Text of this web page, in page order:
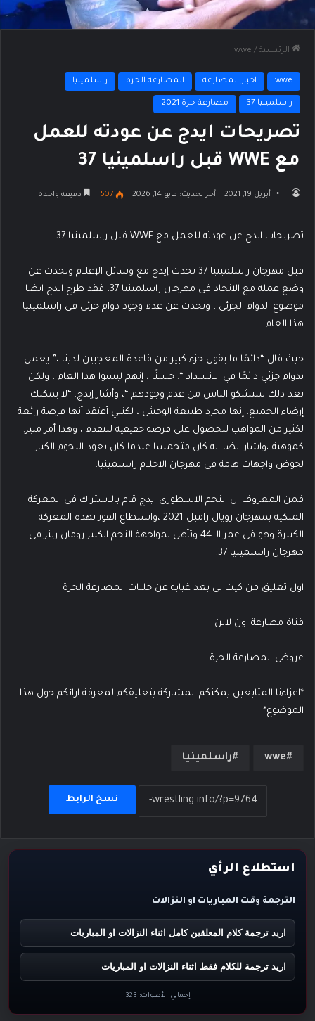
الرئيسية /
wwe
wwe اخبار المصارعة المصارعة الحرة راسلمينيا
راسلمينيا 37 مصارعة حرة 2021
تصريحات ايدج عن عودته للعمل
مع WWE قبل راسلمينيا 37
أبريل 19, 2021 آخر تحديث: مايو 14, 2026 507 دقيقة واحدة
تصريحات ايدج عن عودته للعمل مع WWE قبل راسلمينيا 37
قبل مهرجان راسلمينيا 37 تحدث إيدج مع وسائل الإعلام وتحدث عن
وضع عمله مع الاتحاد فى مهرجان راسلمينيا 37، فقد طرح ايدج ايضا
موضوع الدوام الجزئي ، وتحدث عن عدم وجود دوام جزئي في راسلمينيا
هذا العام .
حيث قال “دائمًا ما يقول جزء كبير من قاعدة المعجبين لدينا ،” يعمل
بدوام جزئي دائمًا في الانسداد “. حسنًا ، إنهم ليسوا هذا العام ، ولكن
بعد ذلك ستشكو الناس من عدم وجودهم “، وأشار إيدج. “لا يمكنك
إرضاء الجميع. إنها مجرد طبيعة الوحش ، لكنني أعتقد أنها فرصة رائعة
لكثير من المواهب للحصول على فرصة حقيقية للتقدم ، وهذا أمر مثير.
كموهبة ،واشار ايضا انه كان متحمسا عندما كان يعود النجوم الكبار
لخوض واجهات هامة فى مهرجان الاحلام راسلمينيا.
فمن المعروف ان النجم الاسطورى ايدج قام بالاشتراك فى المعركة
الملكية بمهرجان رويال رامبل 2021 ،واستطاع الفوز بهذه المعركة
الكبيرة وهو فى عمر الـ 44 وتأهل لمواجهة النجم الكبير رومان رينز فى
مهرجان راسلمينيا 37.
اول تعليق من كيث لى بعد غيابه عن حلبات المصارعة الحرة
قناة مصارعة اون لاين
عروض المصارعة الحرة
*اعزاءنا المتابعين يمكنكم المشاركة بتعليقكم لمعرفة ارائكم حول هذا
الموضوع*
wwe راسلمينيا
نسخ الرابط
استطلاع الرأي
الترجمة وقت المباريات او النزالات
اريد ترجمة كلام المعلقين كامل اثناء النزالات او المباريات
اريد ترجمة للكلام فقط اثناء النزالات او المباريات
إجمالي الأصوات: 323